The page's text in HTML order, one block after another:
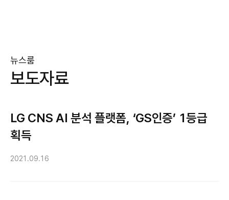
뉴스룸
보도자료
LG CNS AI 분석 플랫폼, ‘GS인증’ 1등급
획득
2021.09.16